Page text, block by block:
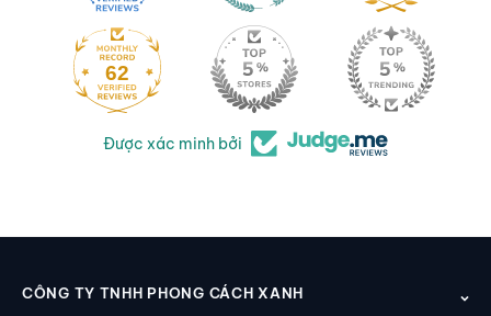
62
Được xác minh bởi
CÔNG TY TNHH PHONG CÁCH XANH